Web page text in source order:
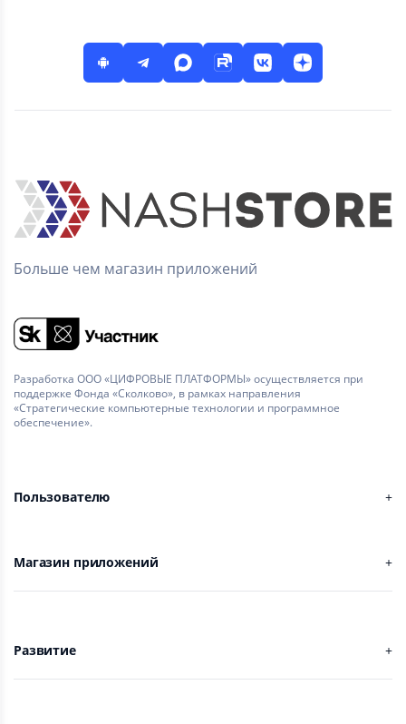
Больше чем магазин приложений
Разработка ООО «ЦИФРОВЫЕ ПЛАТФОРМЫ» осуществляется при
поддержке Фонда «Сколково», в рамках направления
«Стратегические компьютерные технологии и программное
обеспечение».
Пользователю
Магазин приложений
Развитие